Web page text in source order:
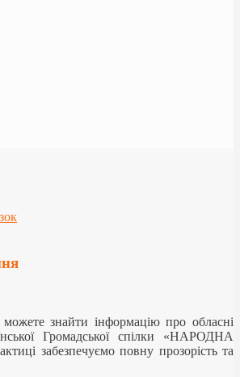
знайти інформацію про обласні
Громадської спілки «НАРОДНА
забезпечуємо повну прозорість та